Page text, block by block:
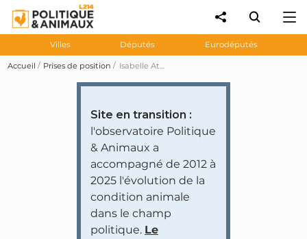
Villes Députés Eurodéputés
Accueil Prises de position Isabelle Attard demande l'abolition du broyage des poussins mâles
Site en transition :
l'observatoire Politique
& Animaux a
accompagné de 2012 à
2025 l'évolution de la
condition animale
dans le champ
politique. Le